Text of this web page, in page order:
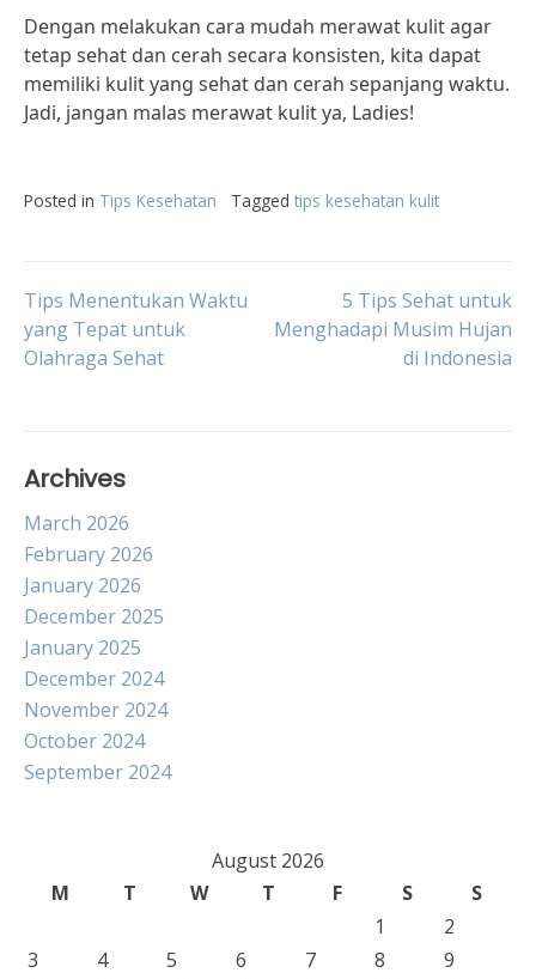
Dengan melakukan cara mudah merawat kulit agar
tetap sehat dan cerah secara konsisten, kita dapat
memiliki kulit yang sehat dan cerah sepanjang waktu.
Jadi, jangan malas merawat kulit ya, Ladies!
Posted in Tips Kesehatan Tagged tips kesehatan kulit
Post
navigation
Tips Menentukan Waktu
yang Tepat untuk
Olahraga Sehat
5 Tips Sehat untuk
Menghadapi Musim Hujan
di Indonesia
Archives
March 2026
February 2026
January 2026
December 2025
January 2025
December 2024
November 2024
October 2024
September 2024
August 2026
M
T W T F S
S
1
2
3
4 5 6 7 8
9